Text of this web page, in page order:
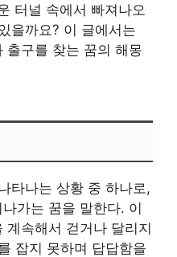
터널 속에서 빠져나오
을까요? 이 글에서는
출구를 찾는 꿈의 해몽
타나는 상황 중 하나로,
가는 꿈을 말한다. 이
계속해서 걷거나 달리지
잡지 못하며 답답함을